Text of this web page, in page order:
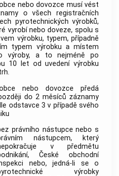
nebodovozce musí vést
o všech registračních
pyrotechnických výrobků,
vyrobí nebo doveze, spolu s
výrobku, typem, případně
typem výrobku a místem
výroby, a to nejméně po
10 let od uvedení výrobku
nebodovozce předá
do 2 měsíců záznamy
odstavce 3 v případě svého
právního nástupce nebo s
nástupcem, který
v předmětu
České obchodní
nebo, jedná-li se o
výrobky